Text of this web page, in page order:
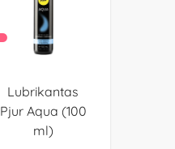
Lubrikantas
Pjur Aqua (100
ml)